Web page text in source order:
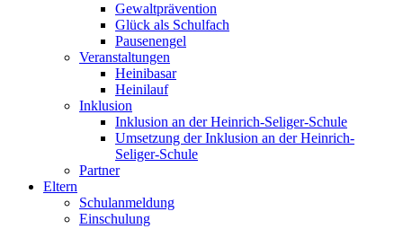
Gewaltprävention
Glück als Schulfach
Pausenengel
Veranstaltungen
Heinibasar
Heinilauf
Inklusion
Inklusion an der Heinrich-Seliger-Schule
Umsetzung der Inklusion an der Heinrich-
Seliger-Schule
Partner
Eltern
Schulanmeldung
Einschulung